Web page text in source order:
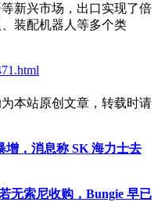
新兴市场，出口实现了倍
装配机器人等多个类
本站原创文章，转载时请
，消息称 SK 海力士去
无索尼收购，Bungie 早已